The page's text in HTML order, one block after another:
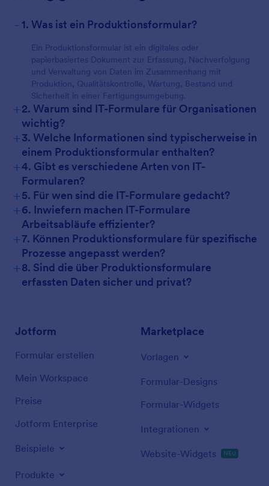
- 1. Was ist ein Produktionsformular?
Ein Produktionsformular ist ein digitales oder
papierbasiertes Dokument zur Erfassung, Nachverfolgung
und Verwaltung von Daten im Zusammenhang mit
Produktion, Qualitätskontrolle, Wartung, Bestand und
Sicherheit in einer Fertigungsumgebung.
+2. Warum sind IT-Formulare für Organisationen
wichtig?
+3. Welche Informationen sind typischerweise in
einem Produktionsformular enthalten?
+4. Gibt es verschiedene Arten von IT-
Formularen?
+5. Für wen sind die IT-Formulare gedacht?
+6. Inwiefern machen IT-Formulare
Arbeitsabläufe effizienter?
+7. Können Produktionsformulare für spezifische
Prozesse angepasst werden?
+8. Sind die über Produktionsformulare
erfassten Daten sicher und privat?
Jotform
Formular erstellen
Mein Workspace
Preise
Jotform Enterprise
Beispiele
Produkte
Marketplace
Vorlagen
Formular-Designs
Formular-Widgets
Integrationen
Website-Widgets NEU